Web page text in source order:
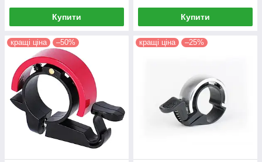
Купити Купити
кращі ціна –50% кращі ціна –25%